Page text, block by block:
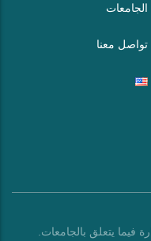
الجامعات
تواصل معنا
فيما يتعلق بالجامعات.